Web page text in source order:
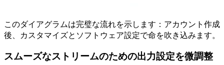
このダイアグラムは完璧な流れを示します：アカウント作成
後、カスタマイズとソフトウェア設定で命を吹き込みます。
スムーズなストリームのための出力設定を微調整